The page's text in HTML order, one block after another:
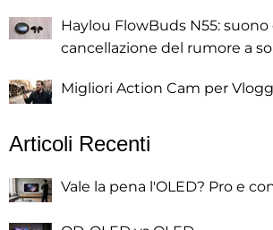
Haylou FlowBuds N55:
cancellazione del rumore a
Migliori Action Cam per
Articoli Recenti
Vale la pena l'OLED? Pro e